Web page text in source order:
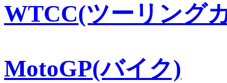
WTCC(ツーリング
MotoGP(バイク)